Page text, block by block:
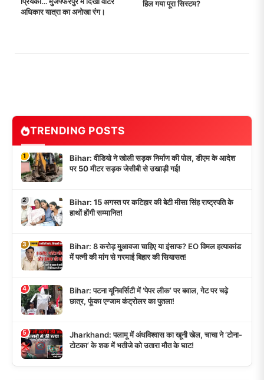
अधिकार यात्रा का अनोखा रंग।
हिल गया पूरा सिस्टम?
TRENDING POSTS
1
Bihar: वीडियो ने खोली सड़क निर्माण की पोल, डीएम के आदेश
पर 50 मीटर सड़क जेसीबी से उखाड़ी गई!
2
Bihar: 15 अगस्त पर कटिहार की बेटी मीसा सिंह राष्ट्रपति के
हाथों होंगी सम्मानित!
3
Bihar: 8 करोड़ मुआवजा चाहिए या इंसाफ? EO विमल हत्याकांड
में पत्नी की मांग से गरमाई बिहार की सियासत!
4
Bihar: पटना यूनिवर्सिटी में ‘पेपर लीक’ पर बवाल, गेट पर चढ़े
छात्र, फूंका एग्जाम कंट्रोलर का पुतला!
5
Jharkhand: पलामू में अंधविश्वास का खूनी खेल, चाचा ने ‘टोना-
टोटका’ के शक में भतीजे को उतारा मौत के घाट!